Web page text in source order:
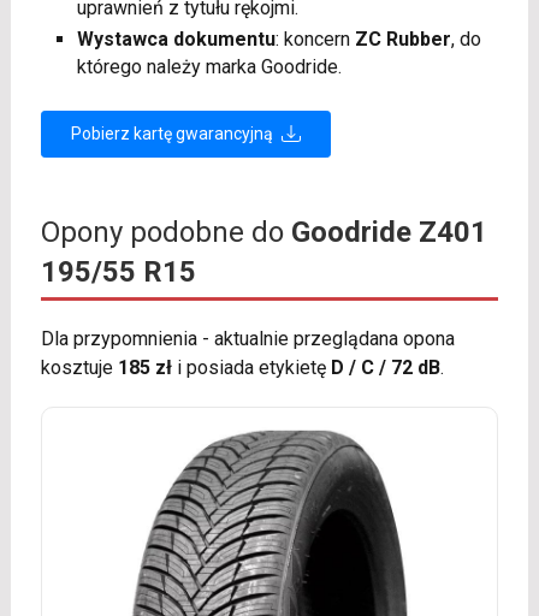
uprawnień z tytułu rękojmi.
Wystawca dokumentu: koncern ZC Rubber, do
którego należy marka Goodride.
Pobierz kartę gwarancyjną
Opony podobne do Goodride Z401
195/55 R15
Dla przypomnienia - aktualnie przeglądana opona
kosztuje 185 złi posiada etykietę D / C / 72 dB.